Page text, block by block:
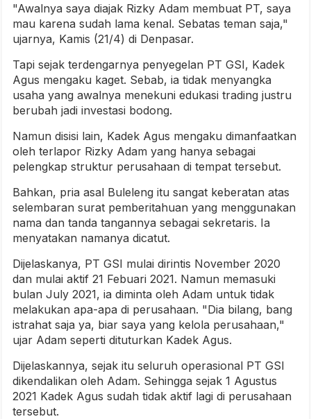
"Awalnya saya diajak Rizky Adam membuat PT, saya
mau karena sudah lama kenal. Sebatas teman saja,"
ujarnya, Kamis (21/4) di Denpasar.
Tapi sejak terdengarnya penyegelan PT GSI, Kadek
Agus mengaku kaget. Sebab, ia tidak menyangka
usaha yang awalnya menekuni edukasi trading justru
berubah jadi investasi bodong.
Namun disisi lain, Kadek Agus mengaku dimanfaatkan
oleh terlapor Rizky Adam yang hanya sebagai
pelengkap struktur perusahaan di tempat tersebut.
Bahkan, pria asal Buleleng itu sangat keberatan atas
selembaran surat pemberitahuan yang menggunakan
nama dan tanda tangannya sebagai sekretaris. Ia
menyatakan namanya dicatut.
Dijelaskanya, PT GSI mulai dirintis November 2020
dan mulai aktif 21 Febuari 2021. Namun memasuki
bulan July 2021, ia diminta oleh Adam untuk tidak
melakukan apa-apa di perusahaan. "Dia bilang, bang
istrahat saja ya, biar saya yang kelola perusahaan,"
ujar Adam seperti dituturkan Kadek Agus.
Dijelaskannya, sejak itu seluruh operasional PT GSI
dikendalikan oleh Adam. Sehingga sejak 1 Agustus
2021 Kadek Agus sudah tidak aktif lagi di perusahaan
tersebut.